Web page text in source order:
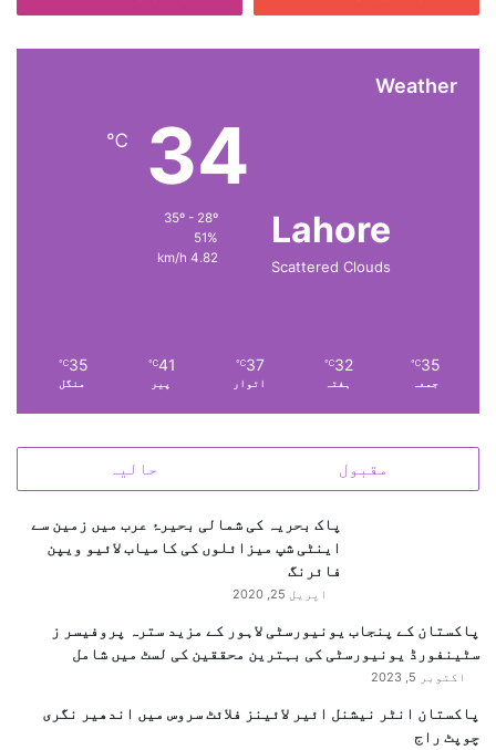
آ
ر
Weather
Lahore
Scattered Clouds
34
℃
35º - 28º
51%
4.82 km/h
35
℃
جمعہ
32
℃
ہفتہ
37
℃
اتوار
41
℃
پیر
35
℃
منگل
مقبول حالیہ
پاک بحریہ کی شمالی بحیرۂ عرب میں زمین سے
اینٹی شپ میزائلوں کی کامیاب لائیو ویپن
فائرنگ
اپریل 25, 2020
پاکستان کے پنجاب یونیورسٹی لاہور کے مزید سترہ پروفیسر ز
سٹینفورڈ یونیورسٹی کی بہترین محققین کی لسٹ میں شامل
اکتوبر 5, 2023
پاکستان انٹر نیشنل ائیر لائینز فلائٹ سروس میں اندھیر نگری
چوپٹ راج